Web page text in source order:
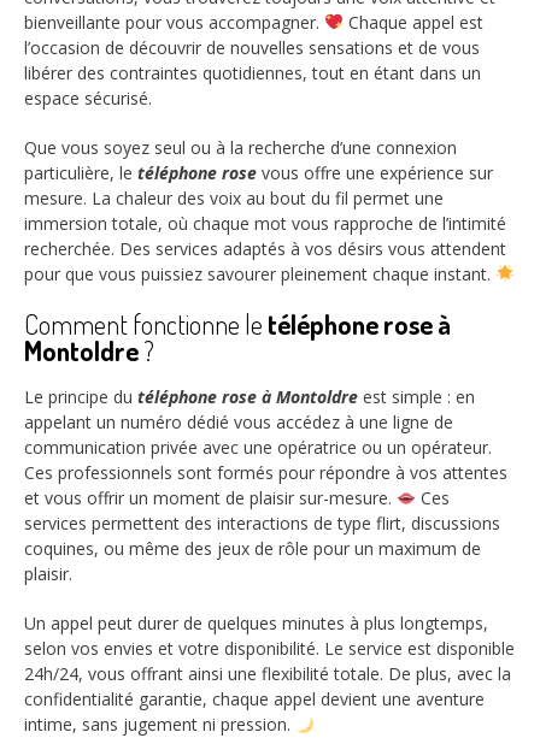
bienveillante pour vous accompagner.
Chaque appel est
l’occasion de découvrir de nouvelles sensations et de vous
libérer des contraintes quotidiennes, tout en étant dans un
espace sécurisé.
Que vous soyez seul ou à la recherche d’une connexion
particulière, le téléphone rose vous offre une expérience sur
mesure. La chaleur des voix au bout du fil permet une
immersion totale, où chaque mot vous rapproche de l’intimité
recherchée. Des services adaptés à vos désirs vous attendent
pour que vous puissiez savourer pleinement chaque instant.
Comment fonctionne le téléphone rose à
Montoldre?
Le principe du téléphone rose à Montoldre est simple : en
appelant un numéro dédié vous accédez à une ligne de
communication privée avec une opératrice ou un opérateur.
Ces professionnels sont formés pour répondre à vos attentes
et vous offrir un moment de plaisir sur-mesure.
Ces
services permettent des interactions de type flirt, discussions
coquines, ou même des jeux de rôle pour un maximum de
plaisir.
Un appel peut durer de quelques minutes à plus longtemps,
selon vos envies et votre disponibilité. Le service est disponible
24h/24, vous offrant ainsi une flexibilité totale. De plus, avec la
confidentialité garantie, chaque appel devient une aventure
intime, sans jugement ni pression.